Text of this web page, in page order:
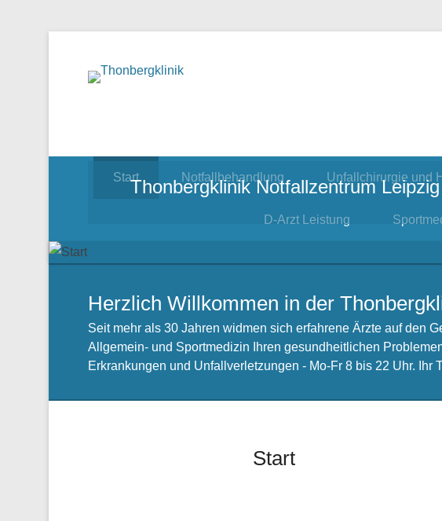
Start Notfallbehandlung Unfallchirurgie und
D-Arzt Leistung
Thonbergklinik Notfallzentrum Leipzig
Herzlich Willkommen in der
Seit mehr als 30 Jahren widmen sich erfahrene Ärzte auf den
Allgemein- und Sportmedizin Ihren gesundheitlichen
Erkrankungen und Unfallverletzungen - Mo-Fr 8 bis 22 Uhr. Ihr
Start